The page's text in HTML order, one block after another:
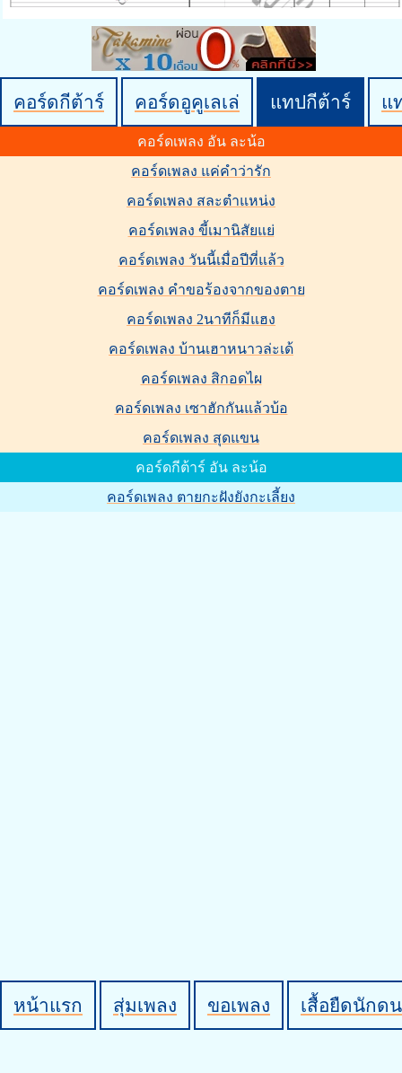
คอร์ดกีต้าร์ คอร์ดอูคูเลเล่ แทปกีต้าร์ แ
คอร์ดเพลง อัน ละน้อ
คอร์ดเพลง แค่คำว่ารัก
คอร์ดเพลง สละตำแหน่ง
คอร์ดเพลง ขี้เมานิสัยแย่
คอร์ดเพลง วันนี้เมื่อปีที่แล้ว
คอร์ดเพลง คำขอร้องจากของตาย
คอร์ดเพลง 2นาทีก็มีแฮง
คอร์ดเพลง บ้านเฮาหนาวล่ะเด้
คอร์ดเพลง สิกอดไผ
คอร์ดเพลง เซาฮักกันแล้วบ้อ
คอร์ดเพลง สุดแขน
คอร์ดกีต้าร์ อัน ละน้อ
คอร์ดเพลง ตายกะฝังยังกะเลี้ยง
หน้าแรก สุ่มเพลง ขอเพลง เสื้อยืดนักด